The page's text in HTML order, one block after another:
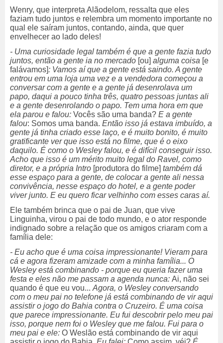
Wenry, que interpreta Alãodelom, ressalta que eles
faziam tudo juntos e relembra um momento importante no
qual ele saíram juntos, contando, ainda, que quer
envelhecer ao lado deles!
- Uma curiosidade legal também é que a gente fazia tudo
juntos, então a gente ia no mercado [ou] alguma coisa [e
falávamos]: Vamos aí que a gente está saindo. A gente
entrou em uma loja uma vez e a vendedora começou a
conversar com a gente e a gente já desenrolava um
papo, daqui a pouco tinha três, quatro pessoas juntas ali
e a gente desenrolando o papo. Tem uma hora em que
ela parou e falou: Vocês são uma banda? E a gente
falou: Somos uma banda. Então isso já estava imbuído, a
gente já tinha criado esse laço, e é muito bonito, é muito
gratificante ver que isso está no filme, que é o eixo
daquilo. É como o Wesley falou, e é difícil conseguir isso.
Acho que isso é um mérito muito legal do Ravel, como
diretor, e a própria Intro [produtora do filme] também dá
esse espaço para a gente, de colocar a gente ali nessa
convivência, nesse espaço do hotel, e a gente poder
viver junto. E eu quero ficar velhinho com esses caras aí.
Ele também brinca que o pai de Juan, que vive
Linguinha, virou o pai de todo mundo, e o ator responde
indignado sobre a relação que os amigos criaram com a
família dele:
- Eu acho que é uma coisa impressionante! Vieram para
cá e agora fizeram amizade com a minha família... O
Wesley está combinando - porque eu queria fazer uma
festa e eles não me passam a agenda nunca: Ai, não sei
quando é que eu vou... Agora, o Wesley conversando
com o meu pai no telefone já está combinando de vir aqui
assistir o jogo do Bahia contra o Cruzeiro. É uma coisa
que parece impressionante. Eu fui descobrir pelo meu pai
isso, porque nem foi o Wesley que me falou. Fui para o
meu pai e ele: O Weslão está combinando de vir aqui